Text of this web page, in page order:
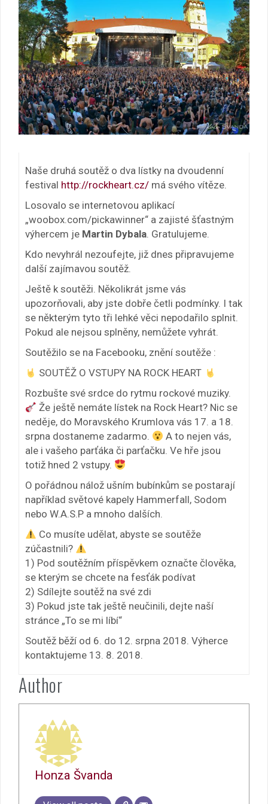
Naše druhá soutěž o dva lístky na dvoudenní
festival http://rockheart.cz/ má svého vítěze.
Losovalo se internetovou aplikací
„woobox.com/pickawinner“ a zajisté šťastným
výhercem je Martin Dybala . Gratulujeme.
Kdo nevyhrál nezoufejte, již dnes připravujeme
další zajímavou soutěž.
Ještě k soutěži. Několikrát jsme vás
upozorňovali, aby jste dobře četli podmínky. I tak
se některým tyto tři lehké věci nepodařilo splnit.
Pokud ale nejsou splněny, nemůžete vyhrát.
Soutěžilo se na Facebooku, znění soutěže :
SOUTĚŽ O VSTUPY NA ROCK HEART
Rozbušte své srdce do rytmu rockové muziky.
Že ještě nemáte lístek na Rock Heart? Nic se
neděje, do Moravského Krumlova vás 17. a 18.
srpna dostaneme zadarmo.
A to nejen vás,
ale i vašeho parťáka či parťačku. Ve hře jsou
totiž hned 2 vstupy.
O pořádnou nálož ušním bubínkům se postarají
například světové kapely Hammerfall, Sodom
nebo W.A.S.P a mnoho dalších.
Co musíte udělat, abyste se soutěže
zúčastnili?
1) Pod soutěžním příspěvkem označte člověka,
se kterým se chcete na fesťák podívat
2) Sdílejte soutěž na své zdi
3) Pokud jste tak ještě neučinili, dejte naší
stránce „To se mi líbí“
Soutěž běží od 6. do 12. srpna 2018. Výherce
kontaktujeme 13. 8. 2018.
Author
Honza Švanda